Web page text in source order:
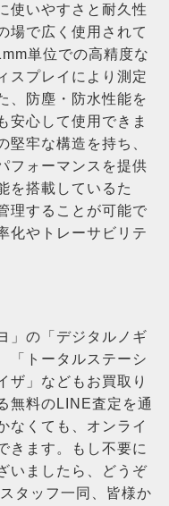
使いやすさと耐久性
場で広く使用されて
単位での高精度な
スプレイにより測定
、防塵・防水性能を
安心して使用できま
堅牢な構造を持ち、
フォーマンスを提供
を搭載しているた
理することが可能で
化やトレーサビリテ
」の「デジタルノギ
「トータルステーシ
ザ」などもお買取り
無料のLINE査定を通
なくても、オンライ
きます。もし不要に
いましたら、どうぞ
タッフ一同、皆様か